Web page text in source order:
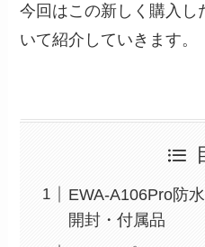
今回はこの新しく購入し
いて紹介していきます。
EWA-A106Pro防
開封・付属品